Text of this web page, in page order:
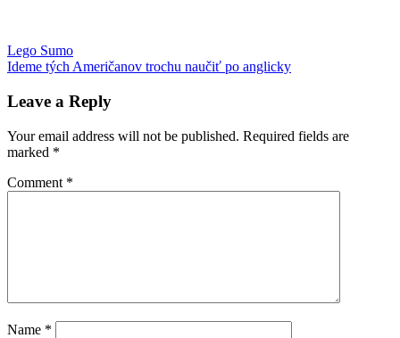
Kubkovybrané
slová
Post
navigation
Previous
Post:
Lego Sumo
Next
Ideme tých Američanov trochu naučiť po anglicky
Leave a Reply
Your email address will not be published. Required fields are
marked *
Comment *
Name *